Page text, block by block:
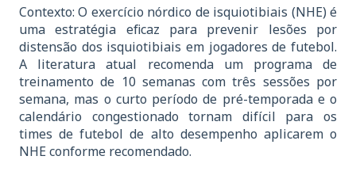
Contexto: O exercício nórdico de isquiotibiais (NHE) é
uma estratégia eficaz para prevenir lesões por
distensão dos isquiotibiais em jogadores de futebol.
A literatura atual recomenda um programa de
treinamento de 10 semanas com três sessões por
semana, mas o curto período de pré-temporada e o
calendário congestionado tornam difícil para os
times de futebol de alto desempenho aplicarem o
NHE conforme recomendado.